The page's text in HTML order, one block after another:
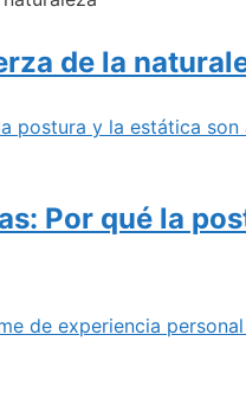
de la
postura y la estática
Por qué la
de experiencia